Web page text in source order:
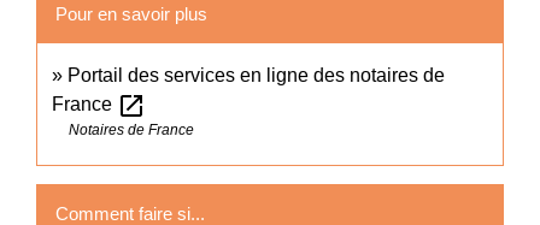
Pour en savoir plus
Portail des services en ligne des notaires de
France open_in_new
Notaires de France
Comment faire si...